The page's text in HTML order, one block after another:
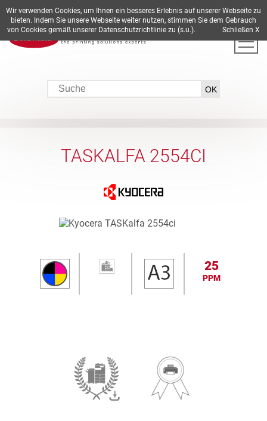
DE EN ES FR IT
TASKALFA 2554CI
25
PPM
Wir verwenden Cookies, um Ihnen ein besseres Erlebnis auf unserer Webseite zu
bieten. Indem Sie unsere Webseite weiter nutzen, stimmen Sie dem Gebrauch
von Cookies gemäß unserer Datenschutzrichtlinie zu (s.u.). Schließen X